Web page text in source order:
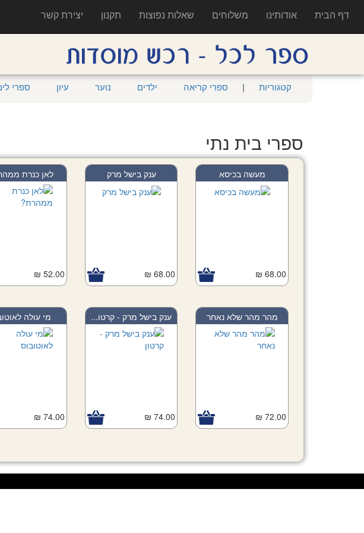
דף הבית אודותינו משלוחים שאלות נפוצות תקנון יצירת קשר
קטגוריות | ספרי קריאה ילדים נוער עיון ספרי
ספרי בית נתי
מעשה בכיסא
68.00 ₪
ענק בישל מרק
68.00 ₪
לאן כנרת
52.00 ₪ Add to Cart
מהר מהר שלא נאחר
72.00 ₪
ענק בישל מרק - קרטו...
74.00 ₪
מי עולה
74.00 ₪